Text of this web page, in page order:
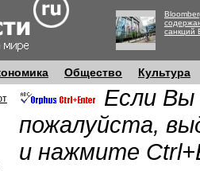
санкций
Общество Культура
Если Вы
пожалуйста,
и нажмите